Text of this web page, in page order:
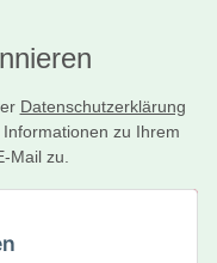
Datenschutzerklärung
zu Ihrem
Mail zu.